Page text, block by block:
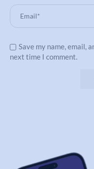
Save my name, email,
next time I comment.